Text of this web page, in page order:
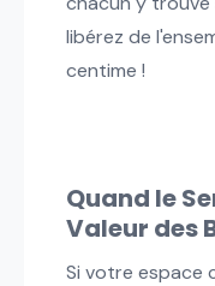
libérez de
centime !
Quand le
Valeur des
Si votre espace